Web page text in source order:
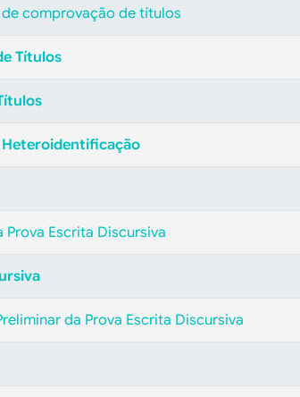
comprovação de títulos
Títulos
Heteroidentificação
Escrita Discursiva
da Prova Escrita Discursiva